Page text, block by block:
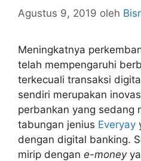
Agustus 9, 2019 oleh
Meningkatnya
telah mempengaruhi
terkecuali transaksi
sendiri merupakan
perbankan yang sedang
tabungan jenius Everyay
dengan digital banking.
mirip dengan e-money